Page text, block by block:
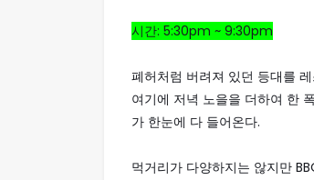
시간: 5:30pm ~ 9:30pm
폐허처럼 버려져 있던 등대를
여기에 저녁 노을을 더하여 한
가 한눈에 다 들어온다.
먹거리가 다양하지는 않지만